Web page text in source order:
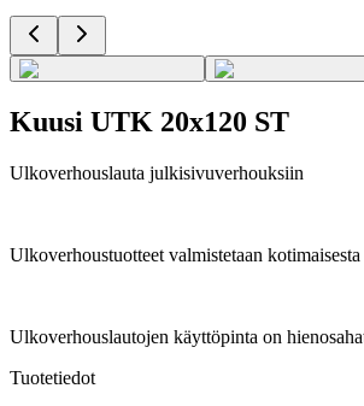
Kuusi UTK 20x120 ST
Ulkoverhouslauta julkisivuverhouksiin
Ulkoverhoustuotteet valmistetaan
Ulkoverhouslautojen käyttöpinta on
Tuotetiedot